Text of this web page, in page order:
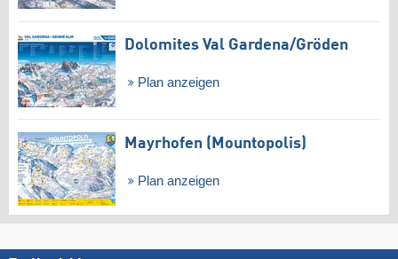
Dolomites Val Gardena/​Gröden
Plan anzeigen
Mayrhofen (Mountopolis)
Plan anzeigen